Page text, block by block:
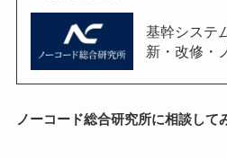
基幹システ
新・改修・
ノーコード総合研究所に相談して